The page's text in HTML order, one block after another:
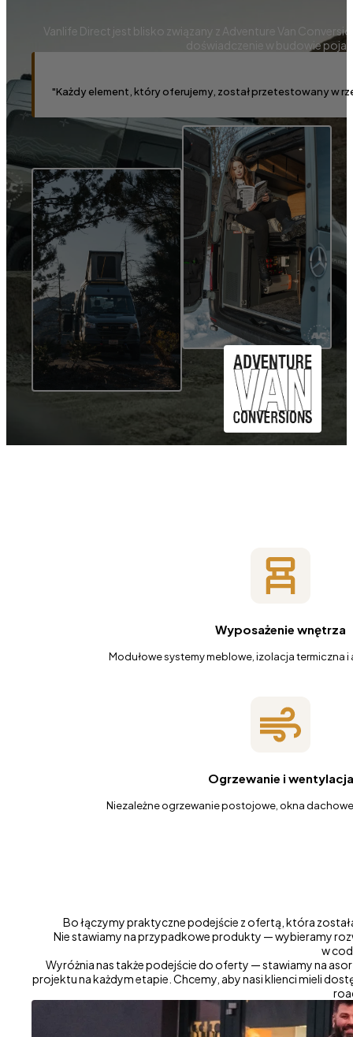
Vanlife Direct jest blisko związany z Adventure Van
doświadczenie w budowie
"Każdy element, który oferujemy, został przetestowany w
Wyposażenie wnętrza
Modułowe systemy meblowe, izolacja termiczna
Ogrzewanie i wentylacja
Niezależne ogrzewanie postojowe, okna dachowe
Bo łączymy praktyczne podejście z ofertą, która
Nie stawiamy na przypadkowe produkty — wybieramy
w
Wyróżnia nas także podejście do oferty — stawiamy na
projektu na każdym etapie. Chcemy, aby nasi klienci mieli